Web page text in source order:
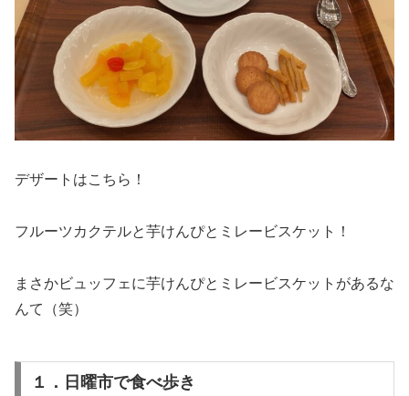
デザートはこちら！
フルーツカクテルと芋けんぴとミレービスケット！
まさかビュッフェに芋けんぴとミレービスケットがあるな
んて（笑）
１．日曜市で食べ歩き